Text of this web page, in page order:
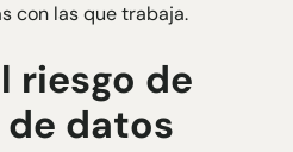
con las que trabaja.
riesgo de
datos